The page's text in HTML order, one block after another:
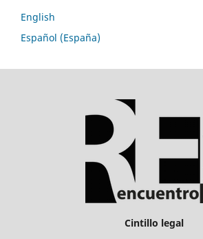
English
Español (España)
Cintillo legal